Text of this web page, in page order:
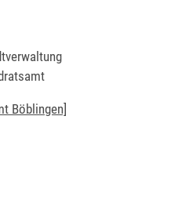
Böblingen]